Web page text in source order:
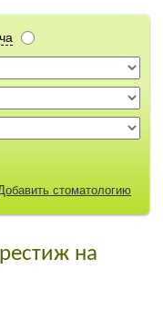
стоматологию
на